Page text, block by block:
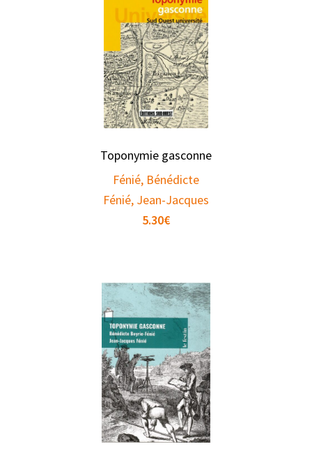
Toponymie gasconne
Fénié, Bénédicte
Fénié, Jean-Jacques
5.30€